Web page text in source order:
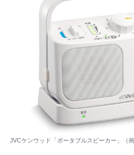
JVCケンウッド「ポータブルスピーカー」（